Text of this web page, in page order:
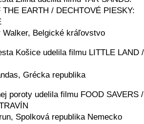
EARTH / DECHTOVÉ PIESKY:
Walker, Belgické kráľovstvo
Košice udelila filmu LITTLE LAND /
Grécka republika
poroty udelila filmu FOOD SAVERS /
Spolková republika Nemecko